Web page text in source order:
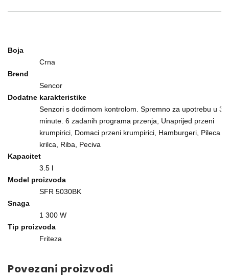
Boja
Crna
Brend
Sencor
Dodatne karakteristike
Senzori s dodirnom kontrolom. Spremno za upotrebu u 3
minute. 6 zadanih programa przenja, Unaprijed przeni
krumpirici, Domaci przeni krumpirici, Hamburgeri, Pileca
krilca, Riba, Peciva
Kapacitet
3.5 l
Model proizvoda
SFR 5030BK
Snaga
1 300 W
Tip proizvoda
Friteza
Povezani proizvodi